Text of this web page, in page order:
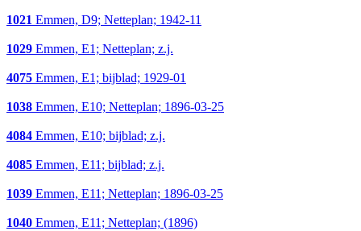
1021 Emmen, D9; Netteplan; 1942-11
1029 Emmen, E1; Netteplan; z.j.
4075 Emmen, E1; bijblad; 1929-01
1038 Emmen, E10; Netteplan; 1896-03-25
4084 Emmen, E10; bijblad; z.j.
4085 Emmen, E11; bijblad; z.j.
1039 Emmen, E11; Netteplan; 1896-03-25
1040 Emmen, E11; Netteplan; (1896)